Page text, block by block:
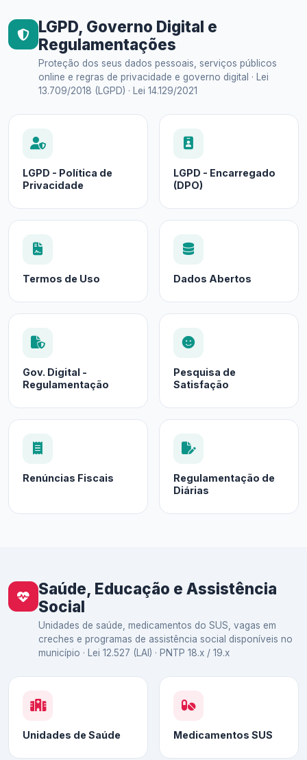
LGPD, Governo Digital e
Regulamentações
Proteção dos seus dados pessoais, serviços públicos
online e regras de privacidade e governo digital · Lei
13.709/2018 (LGPD) · Lei 14.129/2021
LGPD - Política de
Privacidade
LGPD - Encarregado
(DPO)
Termos de Uso Dados Abertos
Gov. Digital -
Regulamentação
Pesquisa de
Satisfação
Renúncias Fiscais
Regulamentação de
Diárias
Saúde, Educação e Assistência
Social
Unidades de saúde, medicamentos do SUS, vagas em
creches e programas de assistência social disponíveis no
município · Lei 12.527 (LAI) · PNTP 18.x / 19.x
Unidades de Saúde Medicamentos SUS